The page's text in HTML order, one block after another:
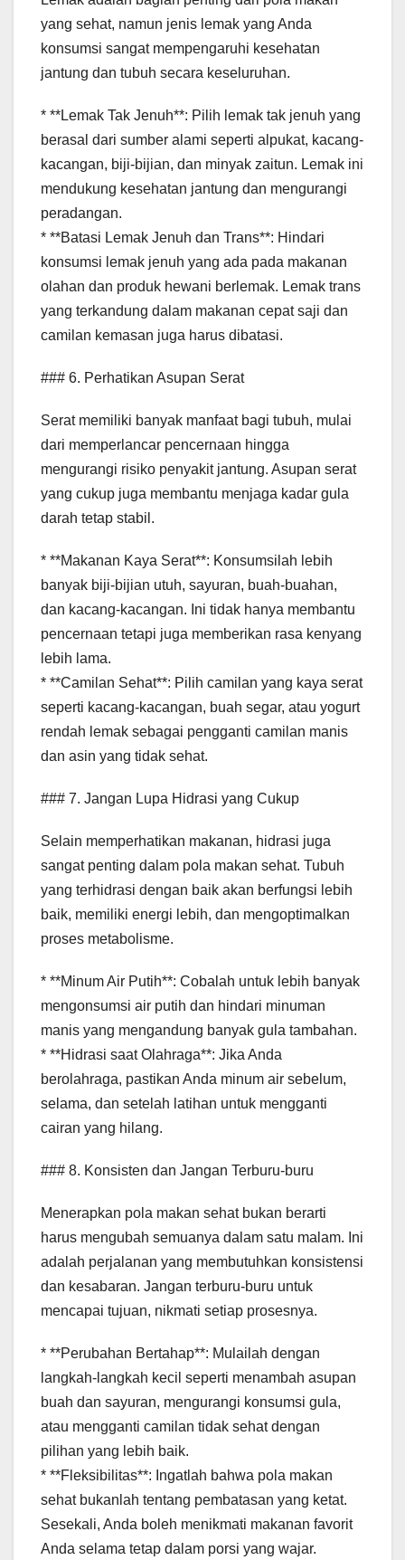
yang sehat, namun jenis lemak yang Anda
konsumsi sangat mempengaruhi kesehatan
jantung dan tubuh secara keseluruhan.
* **Lemak Tak Jenuh**: Pilih lemak tak jenuh yang
berasal dari sumber alami seperti alpukat, kacang-
kacangan, biji-bijian, dan minyak zaitun. Lemak ini
mendukung kesehatan jantung dan mengurangi
peradangan.
* **Batasi Lemak Jenuh dan Trans**: Hindari
konsumsi lemak jenuh yang ada pada makanan
olahan dan produk hewani berlemak. Lemak trans
yang terkandung dalam makanan cepat saji dan
camilan kemasan juga harus dibatasi.
### 6. Perhatikan Asupan Serat
Serat memiliki banyak manfaat bagi tubuh, mulai
dari memperlancar pencernaan hingga
mengurangi risiko penyakit jantung. Asupan serat
yang cukup juga membantu menjaga kadar gula
darah tetap stabil.
* **Makanan Kaya Serat**: Konsumsilah lebih
banyak biji-bijian utuh, sayuran, buah-buahan,
dan kacang-kacangan. Ini tidak hanya membantu
pencernaan tetapi juga memberikan rasa kenyang
lebih lama.
* **Camilan Sehat**: Pilih camilan yang kaya serat
seperti kacang-kacangan, buah segar, atau yogurt
rendah lemak sebagai pengganti camilan manis
dan asin yang tidak sehat.
### 7. Jangan Lupa Hidrasi yang Cukup
Selain memperhatikan makanan, hidrasi juga
sangat penting dalam pola makan sehat. Tubuh
yang terhidrasi dengan baik akan berfungsi lebih
baik, memiliki energi lebih, dan mengoptimalkan
proses metabolisme.
* **Minum Air Putih**: Cobalah untuk lebih banyak
mengonsumsi air putih dan hindari minuman
manis yang mengandung banyak gula tambahan.
* **Hidrasi saat Olahraga**: Jika Anda
berolahraga, pastikan Anda minum air sebelum,
selama, dan setelah latihan untuk mengganti
cairan yang hilang.
### 8. Konsisten dan Jangan Terburu-buru
Menerapkan pola makan sehat bukan berarti
harus mengubah semuanya dalam satu malam. Ini
adalah perjalanan yang membutuhkan konsistensi
dan kesabaran. Jangan terburu-buru untuk
mencapai tujuan, nikmati setiap prosesnya.
* **Perubahan Bertahap**: Mulailah dengan
langkah-langkah kecil seperti menambah asupan
buah dan sayuran, mengurangi konsumsi gula,
atau mengganti camilan tidak sehat dengan
pilihan yang lebih baik.
* **Fleksibilitas**: Ingatlah bahwa pola makan
sehat bukanlah tentang pembatasan yang ketat.
Sesekali, Anda boleh menikmati makanan favorit
Anda selama tetap dalam porsi yang wajar.